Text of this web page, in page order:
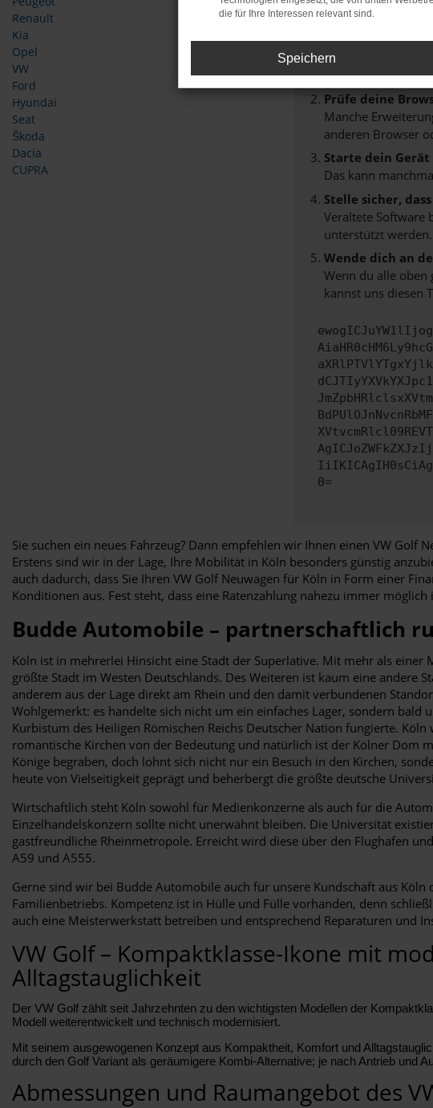
Renault
Kia
Opel
VW
Ford
Hyundai
Seat
Škoda
Dacia
CUPRA
Beim Laden ist ein
Überprüfe deine
Laden andere
Prüfe deine
Manche
anderen Browser
Starte dein Gerät
Das kann
Stelle sicher,
Veraltete Software
unterstützt werden.
Wende dich an
Wenn du alle oben
kannst uns diesen
0=
Sie suchen ein neues Fahrzeug? Dann empfehlen wir Ihnen einen VW Golf
Erstens sind wir in der Lage, Ihre Mobilität in Köln besonders günstig
auch dadurch, dass Sie Ihren VW Golf Neuwagen für Köln in Form einer
Konditionen aus. Fest steht, dass eine Ratenzahlung nahezu immer
Budde Automobile – partnerschaftlich
Köln ist in mehrerlei Hinsicht eine Stadt der Superlative. Mit mehr als
größte Stadt im Westen Deutschlands. Des Weiteren ist kaum eine andere
anderem aus der Lage direkt am Rhein und den damit verbundenen
Wohlgemerkt: es handelte sich nicht um ein einfaches Lager, sondern bald
Kurbistum des Heiligen Römischen Reichs Deutscher Nation fungierte.
romantische Kirchen von der Bedeutung und natürlich ist der Kölner Dom
Könige begraben, doch lohnt sich nicht nur ein Besuch in den Kirchen,
heute von Vielseitigkeit geprägt und beherbergt die größte deutsche
Wirtschaftlich steht Köln sowohl für Medienkonzerne als auch für die
Einzelhandelskonzern sollte nicht unerwähnt bleiben. Die Universität
gastfreundliche Rheinmetropole. Erreicht wird diese über den Flughafen
A59 und A555.
Gerne sind wir bei Budde Automobile auch für unsere Kundschaft aus
Familienbetriebs. Kompetenz ist in Hülle und Fülle vorhanden, denn
auch eine Meisterwerkstatt betreiben und entsprechend Reparaturen und
VW Golf – Kompaktklasse-Ikone mit
Alltagstauglichkeit
Der VW Golf zählt seit Jahrzehnten zu den wichtigsten Modellen der
Modell weiterentwickelt und technisch modernisiert.
Mit seinem ausgewogenen Konzept aus Kompaktheit, Komfort und
durch den Golf Variant als geräumigere Kombi-Alternative; je nach Antrieb und
Abmessungen und Raumangebot des
die für Ihre Interessen relevant sind.
Speichern